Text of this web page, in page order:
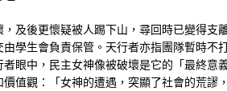
及後更懷疑被人踢下山，尋回時已變得支
學生會負責保管。天行者亦指團隊暫時不
眼中，民主女神像被破壞是它的「最終意
值觀：「女神的遭遇，突顯了社會的荒謬